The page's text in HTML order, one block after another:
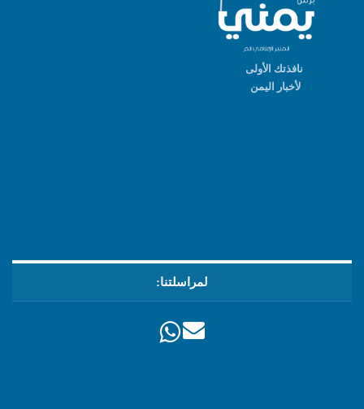
نافذتك الأولى
لأخبار اليمن
لمراسلتنا: